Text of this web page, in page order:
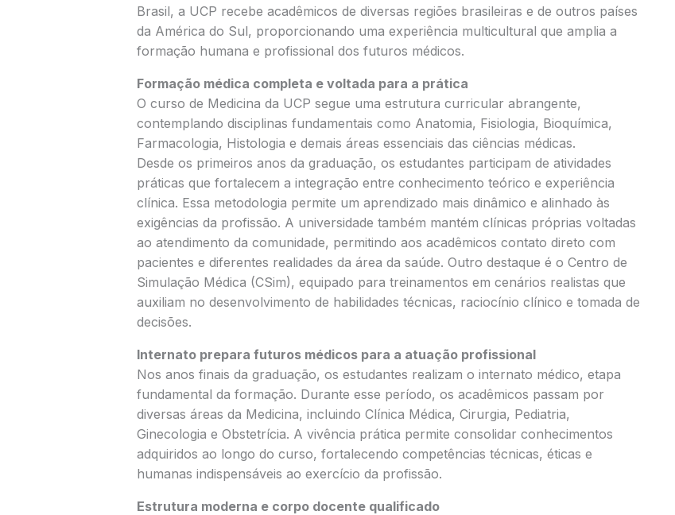
Brasil, a UCP recebe acadêmicos de diversas regiões brasileiras e de outros países
da América do Sul, proporcionando uma experiência multicultural que amplia a
formação humana e profissional dos futuros médicos.
Formação médica completa e voltada para a prática
O curso de Medicina da UCP segue uma estrutura curricular abrangente,
contemplando disciplinas fundamentais como Anatomia, Fisiologia, Bioquímica,
Farmacologia, Histologia e demais áreas essenciais das ciências médicas.
Desde os primeiros anos da graduação, os estudantes participam de atividades
práticas que fortalecem a integração entre conhecimento teórico e experiência
clínica. Essa metodologia permite um aprendizado mais dinâmico e alinhado às
exigências da profissão. A universidade também mantém clínicas próprias voltadas
ao atendimento da comunidade, permitindo aos acadêmicos contato direto com
pacientes e diferentes realidades da área da saúde. Outro destaque é o Centro de
Simulação Médica (CSim), equipado para treinamentos em cenários realistas que
auxiliam no desenvolvimento de habilidades técnicas, raciocínio clínico e tomada de
decisões.
Internato prepara futuros médicos para a atuação profissional
Nos anos finais da graduação, os estudantes realizam o internato médico, etapa
fundamental da formação. Durante esse período, os acadêmicos passam por
diversas áreas da Medicina, incluindo Clínica Médica, Cirurgia, Pediatria,
Ginecologia e Obstetrícia. A vivência prática permite consolidar conhecimentos
adquiridos ao longo do curso, fortalecendo competências técnicas, éticas e
humanas indispensáveis ao exercício da profissão.
Estrutura moderna e corpo docente qualificado